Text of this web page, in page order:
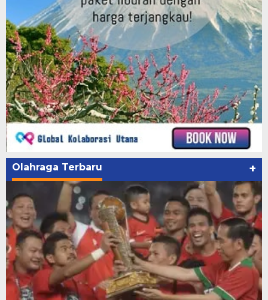
Olahraga Terbaru +